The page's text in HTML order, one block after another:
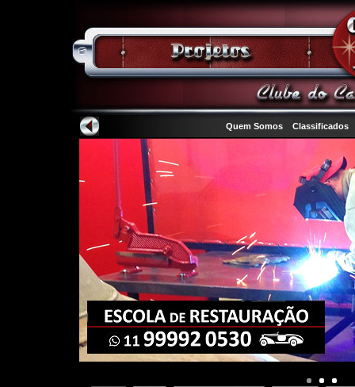
Quem Somos Classificados